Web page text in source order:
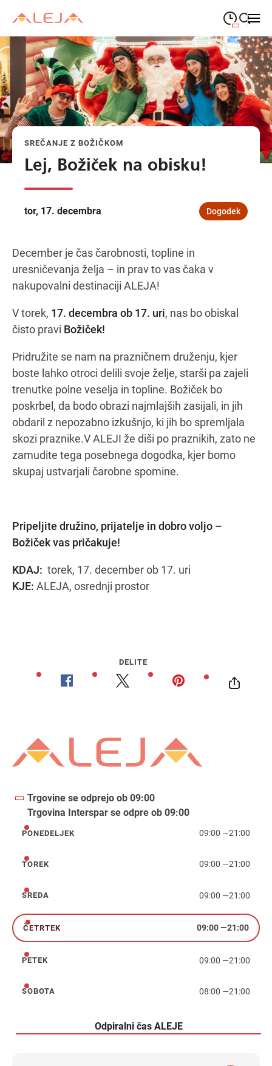
Close search
ponedeljek
PONEDELJEK 09:00—21:00
torek
TOREK 09:00—21:00
sreda
SREDA 09:00—21:00
ČETRTEK
sobota
SOBOTA 08:00—21:00
Odpiralni čas ALEJE
Navodila za pot
SREČANJE Z BOŽIČKOM
Lej, Božiček na obisku!
tor, 17. decembra Dogodek
December je čas čarobnosti, topline in
uresničevanja želja – in prav to vas čaka v
nakupovalni destinaciji ALEJA!
V torek, 17. decembra ob 17. uri, nas bo obiskal
čisto pravi Božiček!
Pridružite se nam na prazničnem druženju, kjer
boste lahko otroci delili svoje želje, starši pa zajeli
trenutke polne veselja in topline. Božiček bo
poskrbel, da bodo obrazi najmlajših zasijali, in jih
obdaril z nepozabno izkušnjo, ki jih bo spremljala
skozi praznike.V ALEJI že diši po praznikih, zato ne
zamudite tega posebnega dogodka, kjer bomo
skupaj ustvarjali čarobne spomine.
Pripeljite družino, prijatelje in dobro voljo –
Božiček vas pričakuje!
KDAJ: torek, 17. december ob 17. uri
KJE: ALEJA, osrednji prostor
DELITE
Trgovine se odprejo ob 09:00
Trgovina Interspar se odpre ob 09:00
ponedeljek
PONEDELJEK 09:00 —21:00
torek
TOREK 09:00 —21:00
sreda
SREDA 09:00 —21:00
četrtek
ČETRTEK 09:00—21:00
petek
PETEK 09:00 —21:00
sobota
SOBOTA 08:00 —21:00
Odpiralni čas ALEJE